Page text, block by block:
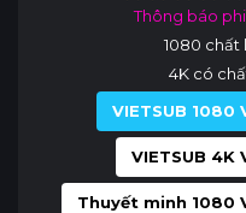
Thông báo
1080 chất
4K có
VIETSUB 1080
VIETSUB 4K
Thuyết minh 1080